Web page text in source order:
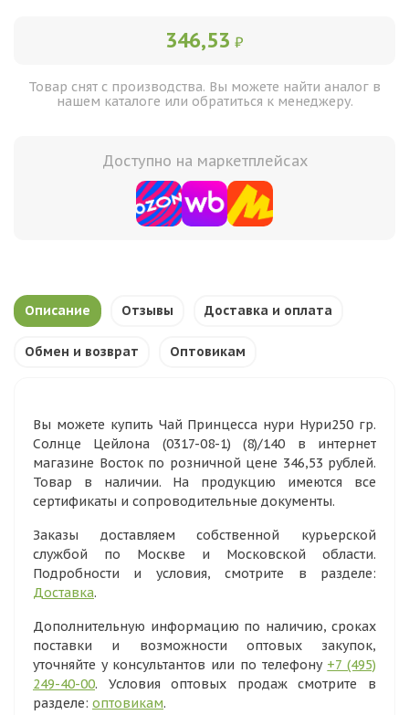
346,53 ₽
Товар снят с производства. Вы можете найти аналог в
нашем каталоге или обратиться к менеджеру.
Доступно на маркетплейсах
Описание Отзывы Доставка и оплата
Обмен и возврат Оптовикам
Вы можете купить Чай Принцесса нури Нури250 гр.
Солнце Цейлона (0317-08-1) (8)/140 в интернет
магазине Восток по розничной цене 346,53 рублей.
Товар в наличии. На продукцию имеются все
сертификаты и сопроводительные документы.
Заказы доставляем собственной курьерской
службой по Москве и Московской области.
Подробности и условия, смотрите в разделе:
Доставка.
Дополнительную информацию по наличию, сроках
поставки и возможности оптовых закупок,
уточняйте у консультантов или по телефону +7 (495)
249-40-00. Условия оптовых продаж смотрите в
разделе: оптовикам.